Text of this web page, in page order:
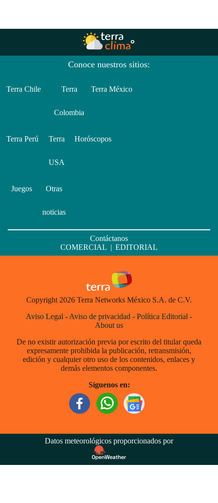
Conoce nuestros sitios:
Terra Chile Terra
Colombia
Terra México
Terra Perú Terra
USA
Horóscopos
Juegos Otras
noticias
Contáctanos
COMERCIAL | EDITORIAL
Copyright 2026 Terra Networks México S.A. de C.V.
Aviso Legal - Aviso de privacidad - Política Editorial -
About us
De no existir autorización previa por escrito del titular queda
expresamente prohibida la publicación, retransmisión,
edición y cualquier otro uso de los contenidos, enlaces y
demás elementos componentes.
Síguenos en:
Datos meteorológicos proporcionados por